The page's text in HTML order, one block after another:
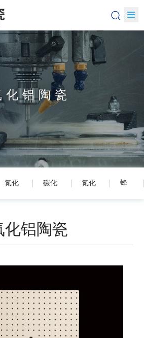
化铝陶瓷
氮化
瓷
碳化
瓷
氮化
瓷
蜂
陶
化铝陶瓷